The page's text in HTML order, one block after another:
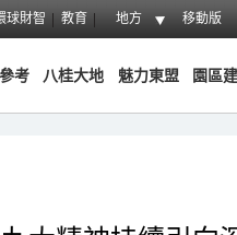
球財智 教育 地方 移動版
考 八桂大地 魅力東盟 園區